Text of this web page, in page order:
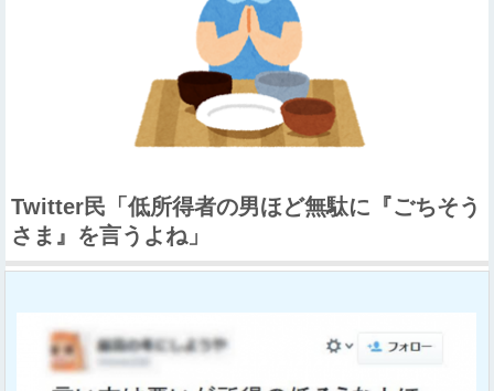
Twitter民「低所得者の男ほど無駄に『ごちそう
さま』を言うよね」